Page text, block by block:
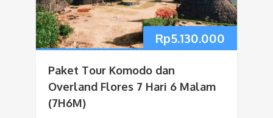
Rp5.130.000
Paket Tour Komodo dan
Overland Flores 7 Hari 6 Malam
(7H6M)